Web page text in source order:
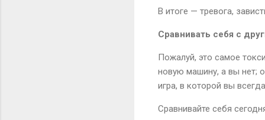
В итоге — тревога,
Сравнивать себя с
Пожалуй, это самое
новую машину, а вы нет;
игра, в которой вы
Сравнивайте себя